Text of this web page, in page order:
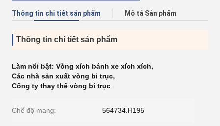
Thông tin chi tiết sản phẩm Mô tả Sản phẩm
Thông tin chi tiết sản phẩm
Làm nổi bật: Vòng xích bánh xe xích xích,
Các nhà sản xuất vòng bi trục,
Công ty thay thế vòng bi trục
Chế độ mang: 564734.H195